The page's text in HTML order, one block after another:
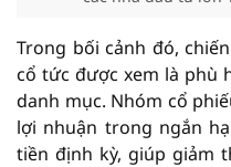
Trong bối cảnh đó,
cổ tức được xem là phù
danh mục. Nhóm cổ
lợi nhuận trong ngắn
tiền định kỳ, giúp giảm